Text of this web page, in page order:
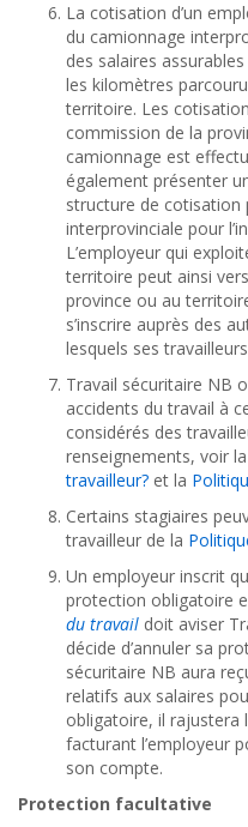
La cotisation d’un
du camionnage
des salaires
les kilomètres
territoire. Les
commission de la
camionnage est
également présenter
structure de cotisation
interprovinciale pour
L’employeur qui
territoire peut ainsi
province ou au
s’inscrire auprès des
lesquels ses
Travail sécuritaire NB
accidents du travail à
considérés des
renseignements, voir la
travailleur? et la
Certains stagiaires
travailleur de la
Un employeur inscrit
protection obligatoire
du travail doit aviser
décide d’annuler sa
sécuritaire NB aura
relatifs aux salaires
obligatoire, il rajustera
facturant l’employeur
son compte.
Protection facultative